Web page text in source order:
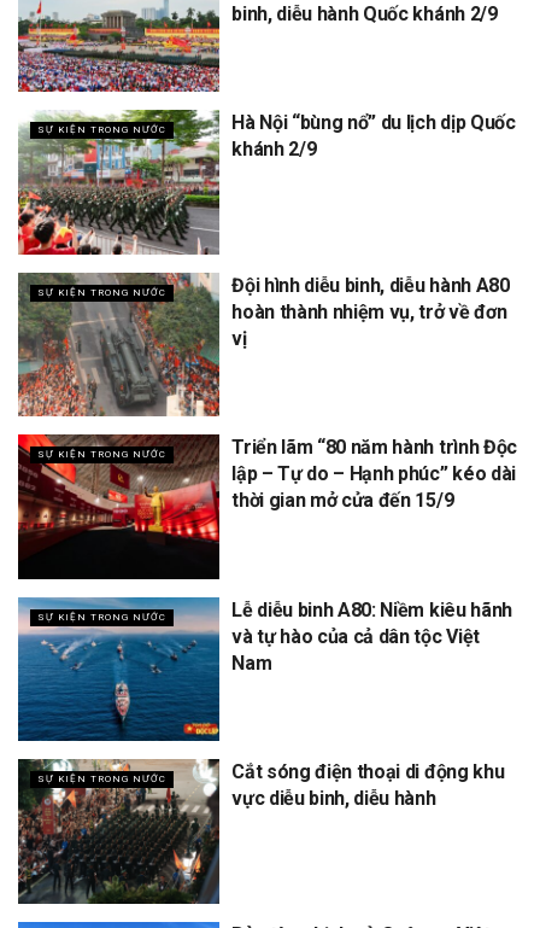
binh, diễu hành Quốc khánh 2/9
SỰ KIỆN TRONG NƯỚC
Hà Nội “bùng nổ” du lịch dịp Quốc
khánh 2/9
SỰ KIỆN TRONG NƯỚC
Đội hình diễu binh, diễu hành A80
hoàn thành nhiệm vụ, trở về đơn
vị
SỰ KIỆN TRONG NƯỚC
Triển lãm “80 năm hành trình Độc
lập – Tự do – Hạnh phúc” kéo dài
thời gian mở cửa đến 15/9
SỰ KIỆN TRONG NƯỚC
Lễ diễu binh A80: Niềm kiêu hãnh
và tự hào của cả dân tộc Việt
Nam
SỰ KIỆN TRONG NƯỚC
Cắt sóng điện thoại di động khu
vực diễu binh, diễu hành